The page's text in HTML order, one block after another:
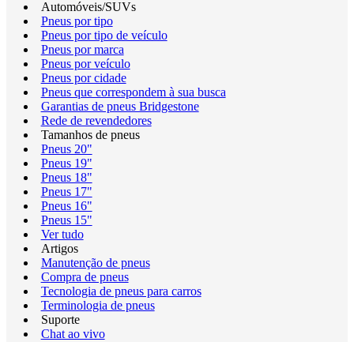
Automóveis/SUVs
Pneus por tipo
Pneus por tipo de veículo
Pneus por marca
Pneus por veículo
Pneus por cidade
Pneus que correspondem à sua busca
Garantias de pneus Bridgestone
Rede de revendedores
Tamanhos de pneus
Pneus 20"
Pneus 19"
Pneus 18"
Pneus 17"
Pneus 16"
Pneus 15"
Ver tudo
Artigos
Manutenção de pneus
Compra de pneus
Tecnologia de pneus para carros
Terminologia de pneus
Suporte
Chat ao vivo